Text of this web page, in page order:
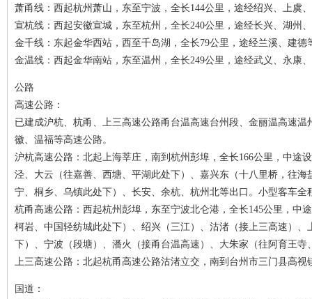
萧甬线：西起杭州萧山，东至宁波，全长144公里，途经绍兴、上虞
宣杭线：西起安徽宣城，东至杭州，全长240公里，途经长兴、湖州
金千线：东起金华西站，西至千岛湖，全长79公里，途经兰溪、建德
金温线：西起金华南站，东至温州，全长249公里，途经武义、永康
公路
高速公路：
已建成沪杭、杭甬、上三高速公路甬台温高速台州段、金丽温高速
徽、温福等高速公路。
沪杭高速公路：北起上海莘庄，南到杭州彭埠，全长166公里，中途
泾、大云（往嘉善、西塘、平湖此处下）、嘉兴东（十八里桥，往
宁、桐乡、乌镇此处下）、长安、余杭、杭州北等出口。小型客车全
杭甬高速公路：西起杭州彭埠，东至宁波北仑港，全长145公里，中
柯岩、中国轻纺城此处下）、绍兴（三江）、沽渚（接上三高速）
下）、宁波（段塘）、潘火（接甬台温高速）、大朱家（往阿育王
上三高速公路：北起杭甬高速公路沽渚立交，南到台州市三门县高
国道：